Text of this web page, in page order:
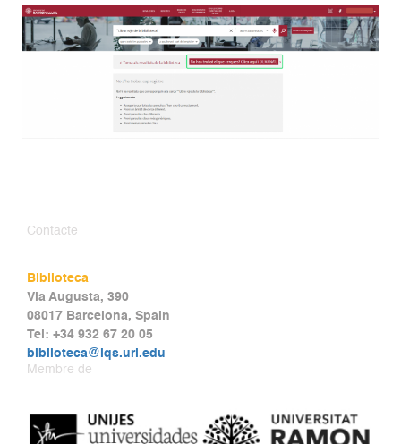
Contacte
Biblioteca
Via Augusta, 390
08017 Barcelona, Spain
Tel: +34 932 67 20 05
biblioteca@iqs.url.edu
Membre de